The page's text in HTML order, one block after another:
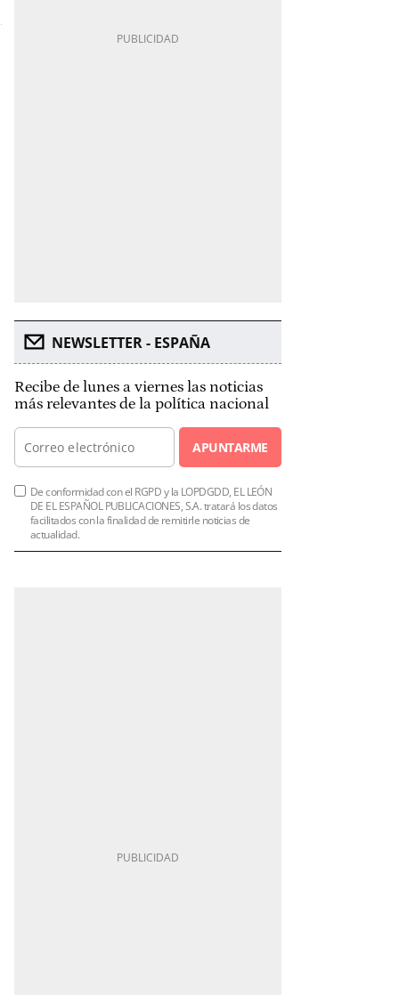
NEWSLETTER - ESPAÑA
Recibe de lunes a viernes las noticias
más relevantes de la política nacional
APUNTARME
De conformidad con el RGPD y la LOPDGDD, EL LEÓN
DE EL ESPAÑOL PUBLICACIONES, S.A. tratará los datos
facilitados con la finalidad de remitirle noticias de
actualidad.